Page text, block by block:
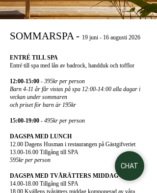
SOMMARSPA - 19 juni - 16 augusti 2026
ENTRÉ TILL SPA
Entré till spa med lån av badrock, handduk och tofflor
12:00-15:00 - 395kr per person
Barn 4-11 år får vistas på spa 12:00-14:00 alla dagar i
veckan under sommaren
och priset för barn är 195kr
15:00-19:00 - 495kr per person
DAGSPA MED LUNCH
12.00 Dagens Husman i restaurangen på Gästgifveriet
13.00-16.00 Tillgång till SPA
595kr per person
DAGSPA MED TVÅRÄTTERS MIDDAG
14.00-18.00 Tillgång till SPA
18.00 Kvällens tvårätters middag komponerad av våra
CHAT